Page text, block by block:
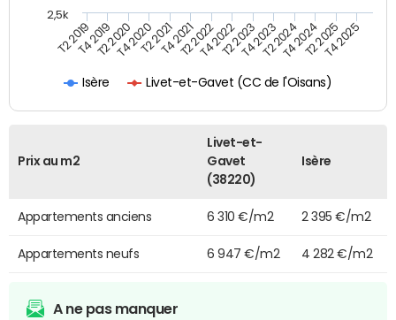
Isère Livet-et-Gavet (CC de l'Oisans)
T2 2019T4 2019T2 2020T4 2020T2 2021T4 2021T2 2022T4 2022T2 2023T4 2023T2 2024T4 2024T2 2025T4 2025
2,5k
Prix au m2
Livet-et-
Gavet
(38220)
Isère
Appartements anciens 6 310 €/m2 2 395 €/m2
Appartements neufs 6 947 €/m2 4 282 €/m2
A ne pas manquer